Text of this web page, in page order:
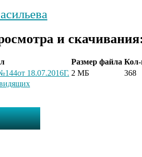
и
Размер файла Кол-
18.07.2016Г. 2 МБ
368